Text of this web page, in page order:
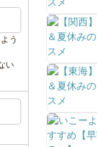
う
い